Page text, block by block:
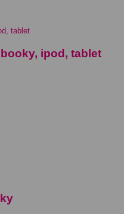
ipod, tablet